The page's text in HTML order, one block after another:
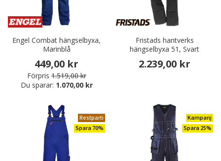
Engel Combat hängselbyxa,
Marinblå
449,00 kr
Förpris 1.519,00 kr
Du sparar: 1.070,00 kr
Fristads hantverks
hängselbyxa 51, Svart
2.239,00 kr
Restparti
Spara 70%
Kampanj
Spara 25%